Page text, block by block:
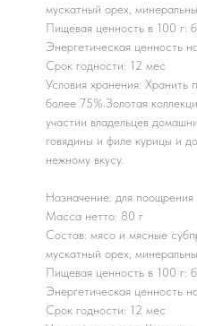
мускатный орех,
Пищевая ценность в 100 г:
Энергетическая ценность
Срок годности: 12 мес
Условия хранения: Хранить
более 75%.Золотая
участии владельцев
говядины и филе курицы и
нежному вкусу.
Назначение: для поощрения
Масса нетто: 80 г
Состав: мясо и мясные
мускатный орех,
Пищевая ценность в 100 г:
Энергетическая ценность
Срок годности: 12 мес